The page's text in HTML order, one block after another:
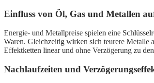
Einfluss von Öl, Gas und Metallen
Energie- und Metallpreise spielen eine
Waren. Gleichzeitig wirken sich teurere Metalle
Effektketten linear und ohne Verzögerung zu
Nachlaufzeiten und